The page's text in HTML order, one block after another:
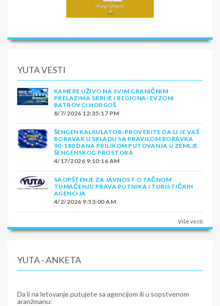
YUTA VESTI
KAMERE UŽIVO NA SVIM GRANIČNIM
PRELAZIMA SRBIJE I REGIONA–EVZONI
BATROVCI HORGOŠ
8/7/2026 12:35:17 PM
ŠENGEN KALKULATOR-PROVERITE DA LI JE VAŠ
BORAVAK U SKLADU SA PRAVILOM BORAVKA
90-180 DANA PRILIKOM PUTOVANJA U ZEMLJE
ŠENGENSKOG PROSTORA
4/17/2026 9:10:16 AM
SAOPŠTENJE ZA JAVNOST O TAČNOM
TUMAČENJU PRAVA PUTNIKA I TURISTIČKIH
AGENCIJA
4/2/2026 9:53:00 AM
Više vesti
YUTA - ANKETA
Da li na letovanje putujete sa agencijom ili u sopstvenom
aranžmanu: